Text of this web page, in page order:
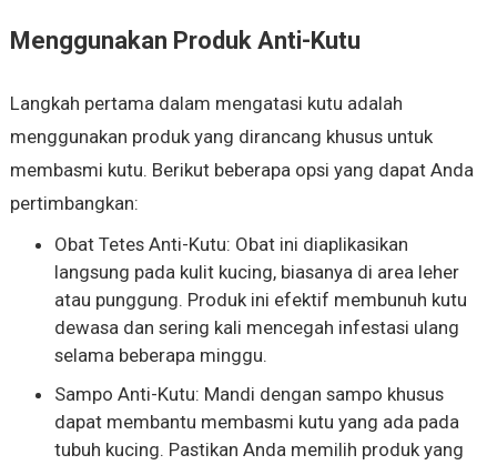
Menggunakan Produk Anti-Kutu
Langkah pertama dalam mengatasi kutu adalah
menggunakan produk yang dirancang khusus untuk
membasmi kutu. Berikut beberapa opsi yang dapat Anda
pertimbangkan:
Obat Tetes Anti-Kutu: Obat ini diaplikasikan
langsung pada kulit kucing, biasanya di area leher
atau punggung. Produk ini efektif membunuh kutu
dewasa dan sering kali mencegah infestasi ulang
selama beberapa minggu.
Sampo Anti-Kutu: Mandi dengan sampo khusus
dapat membantu membasmi kutu yang ada pada
tubuh kucing. Pastikan Anda memilih produk yang